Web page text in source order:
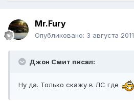
Mr.Fury
Опубликовано: 3 августа 2011
Джон Смит писал:
Ну да. Только скажу в ЛС где